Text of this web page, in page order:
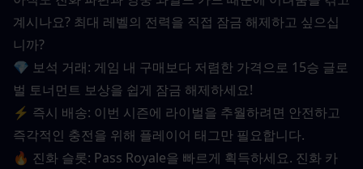
계시나요? 최대 레벨의 전력을 직접 잠금 해제하고 싶으십
니까?
💎 보석 거래: 게임 내 구매보다 저렴한 가격으로 15승 글로
벌 토너먼트 보상을 쉽게 잠금 해제하세요!
⚡ 즉시 배송: 이번 시즌에 라이벌을 추월하려면 안전하고
즉각적인 충전을 위해 플레이어 태그만 필요합니다.
🔥 진화 슬롯: Pass Royale을 빠르게 획득하세요. 진화 카